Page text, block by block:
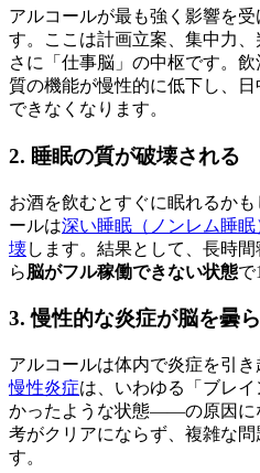
アルコールが最も強く影響を
す。ここは計画立案、集中力
さに「仕事脳」の中枢です。
質の機能が慢性的に低下し、
できなくなります。
2. 睡眠の質が破壊される
お酒を飲むとすぐに眠れるか
ールは深い睡眠（ノンレム睡
壊します。結果として、長時
ら脳がフル稼働できない状態で
3. 慢性的な炎症が脳を曇
アルコールは体内で炎症を引き
慢性炎症は、いわゆる「ブレ
かったような状態——の原因に
考がクリアにならず、複雑な
す。